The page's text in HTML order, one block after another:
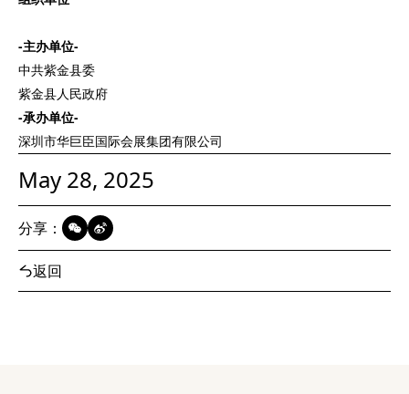
May 28, 2025
分享：
返回
-主办单位-
中共紫金县委
紫金县人民政府
-承办单位-
深圳市华巨臣国际会展集团有限公司